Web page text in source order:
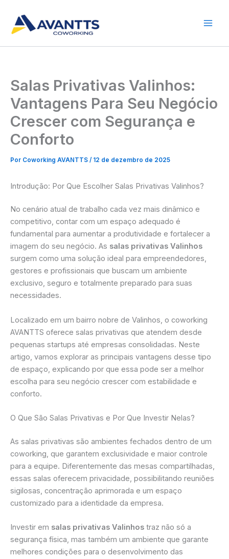
Salas Privativas Valinhos:
Vantagens Para Seu Negócio
Crescer com Segurança e
Conforto
Por Coworking AVANTTS / 12 de dezembro de 2025
Introdução: Por Que Escolher Salas Privativas Valinhos?
No cenário atual de trabalho cada vez mais dinâmico e
competitivo, contar com um espaço adequado é
fundamental para aumentar a produtividade e fortalecer a
imagem do seu negócio. As salas privativas Valinhos
surgem como uma solução ideal para empreendedores,
gestores e profissionais que buscam um ambiente
exclusivo, seguro e totalmente preparado para suas
necessidades.
Localizado em um bairro nobre de Valinhos, o coworking
AVANTTS oferece salas privativas que atendem desde
pequenas startups até empresas consolidadas. Neste
artigo, vamos explorar as principais vantagens desse tipo
de espaço, explicando por que essa pode ser a melhor
escolha para seu negócio crescer com estabilidade e
conforto.
O Que São Salas Privativas e Por Que Investir Nelas?
As salas privativas são ambientes fechados dentro de um
coworking, que garantem exclusividade e maior controle
para a equipe. Diferentemente das mesas compartilhadas,
essas salas oferecem privacidade, possibilitando reuniões
sigilosas, concentração aprimorada e um espaço
customizado para a identidade da empresa.
Investir em salas privativas Valinhos traz não só a
segurança física, mas também um ambiente que garante
melhores condições para o desenvolvimento das